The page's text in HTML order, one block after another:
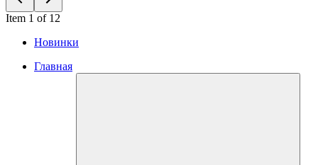
Item 1 of 12
Новинки
Главная